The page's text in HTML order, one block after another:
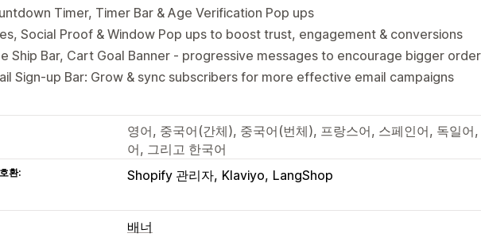
Timer, Timer Bar & Age Verification Pop ups
Social Proof & Window Pop ups to boost trust, engagement & conversions
Ship Bar, Cart Goal Banner - progressive messages to encourage bigger order
Sign-up Bar: Grow & sync subscribers for more effective email campaigns
영어, 중국어(간체), 중국어(번체), 프랑스어, 스페인어, 독일어
어, 그리고 한국어
환: Shopify 관리자 Klaviyo LangShop
배너